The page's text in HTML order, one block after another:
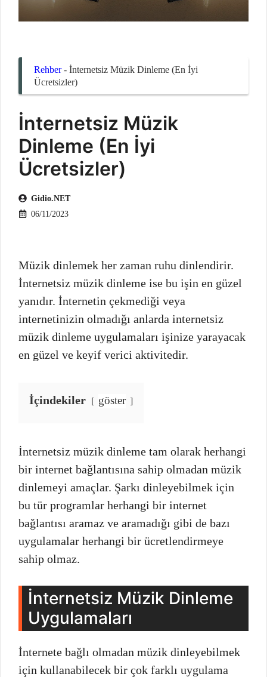
Rehber- İnternetsiz Müzik Dinleme (En İyi
Ücretsizler)
İnternetsiz Müzik
Dinleme (En İyi
Ücretsizler)
Gidio.NET
06/11/2023
Müzik dinlemek her zaman ruhu dinlendirir.
İnternetsiz müzik dinleme ise bu işin en güzel
yanıdır. İnternetin çekmediği veya
internetinizin olmadığı anlarda internetsiz
müzik dinleme uygulamaları işinize yarayacak
en güzel ve keyif verici aktivitedir.
İçindekiler göster
İnternetsiz müzik dinleme tam olarak herhangi
bir internet bağlantısına sahip olmadan müzik
dinlemeyi amaçlar. Şarkı dinleyebilmek için
bu tür programlar herhangi bir internet
bağlantısı aramaz ve aramadığı gibi de bazı
uygulamalar herhangi bir ücretlendirmeye
sahip olmaz.
İnternetsiz Müzik Dinleme
Uygulamaları
İnternete bağlı olmadan müzik dinleyebilmek
için kullanabilecek bir çok farklı uygulama